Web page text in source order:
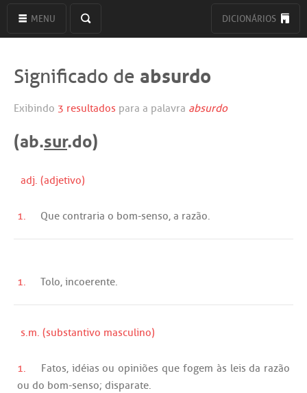
MENU DICIONÁRIOS
Significado de absurdo
Exibindo 3 resultados para a palavra absurdo
(ab.sur.do)
adj. (adjetivo)
1. Que contraria o bom-senso, a razão.
1. Tolo, incoerente.
s.m. (substantivo masculino)
1. Fatos, idéias ou opiniões que fogem às leis da razão
ou do bom-senso; disparate.